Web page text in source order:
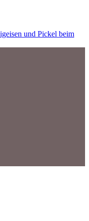
und Pickel beim